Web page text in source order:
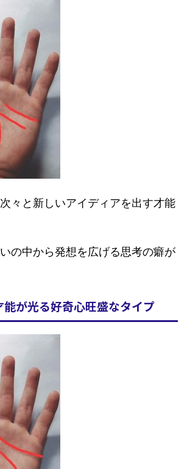
々と新しいアイディアを出す才能
の中から発想を広げる思考の癖が
が光る好奇心旺盛なタイプ